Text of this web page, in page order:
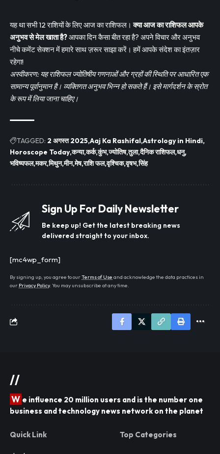
यह था सभी 12 राशियों के लिए आज का राशिफल।क्या आज का राशिफल आपके
अनुभव से मेल खाता है?आपका दिन कैसा बीत रहा है? अपने विचार और अनुभव
नीचे कमेंट सेक्शन में हमारे साथ ज़रूर साझा करें। हमें आपके संदेश का इंतज़ार
रहेगा!
अस्वीकरण: यह राशिफल ज्योतिषीय गणनाओं और ग्रहों की स्थिति पर आधारित एक
सामान्य पूर्वानुमान है। व्यक्तिगत अनुभव भिन्न हो सकते हैं। इसे मार्गदर्शन के स्रोत
के रूप में लिया जाना चाहिए।
TAGGED: 2 अगस्त 2025 Aaj Ka Rashifal Astrology in Hindi
Horoscope Today कन्या कर्क कुंभ ज्योतिष तुला दैनिक राशिफल धनु
भविष्यफल मकर मिथुन मीन मेष राशि फल वृश्चिक वृषभ सिंह
Sign Up For Daily Newsletter
Be keep up! Get the latest breaking news
delivered straight to your inbox.
[mc4wp_form]
By signing up, you agree to ourTerms of Use and acknowledge the data practices in
our Privacy Policy. You may unsubscribe at any time.
//
W e influence 20 million users and is the number one
business and technology news network on the planet
Quick Link Top Categories